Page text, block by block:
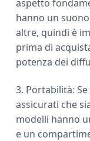
aspetto
hanno un
altre, quindi è
prima di
potenza dei
3. Portabilità:
assicurati che
modelli hanno
e un